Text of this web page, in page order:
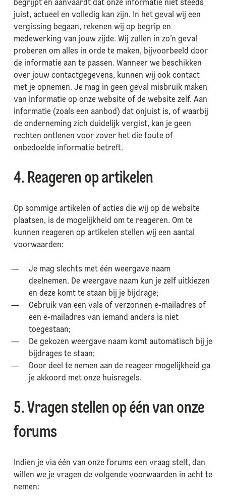
begrijpt en aanvaardt dat onze informatie niet steeds
juist, actueel en volledig kan zijn. In het geval wij een
vergissing begaan, rekenen wij op begrip en
medewerking van jouw zijde. Wij zullen in zo’n geval
proberen om alles in orde te maken, bijvoorbeeld door
de informatie aan te passen. Wanneer we beschikken
over jouw contactgegevens, kunnen wij ook contact
met je opnemen. Je mag in geen geval misbruik maken
van informatie op onze website of de website zelf. Aan
informatie (zoals een aanbod) dat onjuist is, of waarbij
de onderneming zich duidelijk vergist, kan je geen
rechten ontlenen voor zover het die foute of
onbedoelde informatie betreft.
4. Reageren op artikelen
Op sommige artikelen of acties die wij op de website
plaatsen, is de mogelijkheid om te reageren. Om te
kunnen reageren op artikelen stellen wij een aantal
voorwaarden:
Je mag slechts met één weergave naam
deelnemen. De weergave naam kun je zelf uitkiezen
en deze komt te staan bij je bijdrage;
Gebruik van een vals of verzonnen e-mailadres of
een e-mailadres van iemand anders is niet
toegestaan;
De gekozen weergave naam komt automatisch bij je
bijdrages te staan;
Door deel te nemen aan de reageer mogelijkheid ga
je akkoord met onze huisregels.
5. Vragen stellen op één van onze
forums
Indien je via één van onze forums een vraag stelt, dan
willen we je vragen de volgende voorwaarden in acht te
nemen: